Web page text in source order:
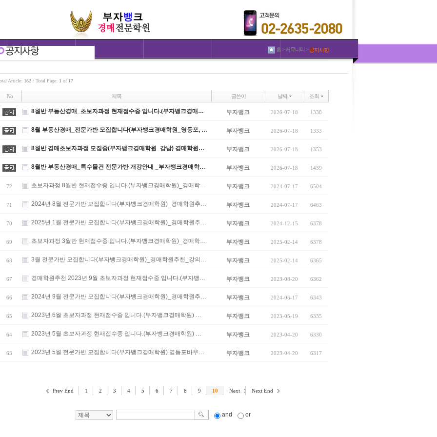
홈 > 커뮤니티 >공지사항
Article: 162 / Total Page: 1 of 17
No 제목 글쓴이 날짜 조회
8월반 부동산경매_초보자과정 현재접수중 입니다.(부자뱅크경매… 부자뱅크 2026-07-18 1338
8월 부동산경매_전문가반 모집합니다(부자뱅크경매학원_영등포, … 부자뱅크 2026-07-18 1333
8월반 경매초보자과정 모집중(부자뱅크경매학원_강남) 경매학원… 부자뱅크 2026-07-18 1353
8월반 부동산경매_특수물건 전문가반 개강안내 _부자뱅크경매학… 부자뱅크 2026-07-18 1439
72 초보자과정 8월반 현재접수중 입니다.(부자뱅크경매학원)_경매학… 부자뱅크 2024-07-17 6504
71 2024년 8월 전문가반 모집합니다(부자뱅크경매학원)_경매학원추… 부자뱅크 2024-07-17 6463
70 2025년 1월 전문가반 모집합니다(부자뱅크경매학원)_경매학원추… 부자뱅크 2024-12-15 6378
69 초보자과정 3월반 현재접수중 입니다.(부자뱅크경매학원)_경매학… 부자뱅크 2025-02-14 6378
68 3월 전문가반 모집합니다(부자뱅크경매학원)_경매학원추천_강의… 부자뱅크 2025-02-14 6365
67 경매학원추천 2023년 9월 초보자과정 현재접수중 입니다.(부자뱅… 부자뱅크 2023-08-20 6362
66 2024년 9월 전문가반 모집합니다(부자뱅크경매학원)_경매학원추… 부자뱅크 2024-08-17 6343
65 2023년 6월 초보자과정 현재접수중 입니다.(부자뱅크경매학원) … 부자뱅크 2023-05-19 6335
64 2023년 5월 초보자과정 현재접수중 입니다.(부자뱅크경매학원) … 부자뱅크 2023-04-20 6330
63 2023년 5월 전문가반 모집합니다(부자뱅크경매학원) 영등포바우… 부자뱅크 2023-04-20 6317
Prev End 1 2 3 4 5 6 7 8 9 10 Next Next End
and or